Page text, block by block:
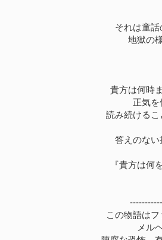
それは童話
地獄の
貴方は何時
正気を
読み続けるこ
答えのない
『貴方は何
この物語はフ
メル